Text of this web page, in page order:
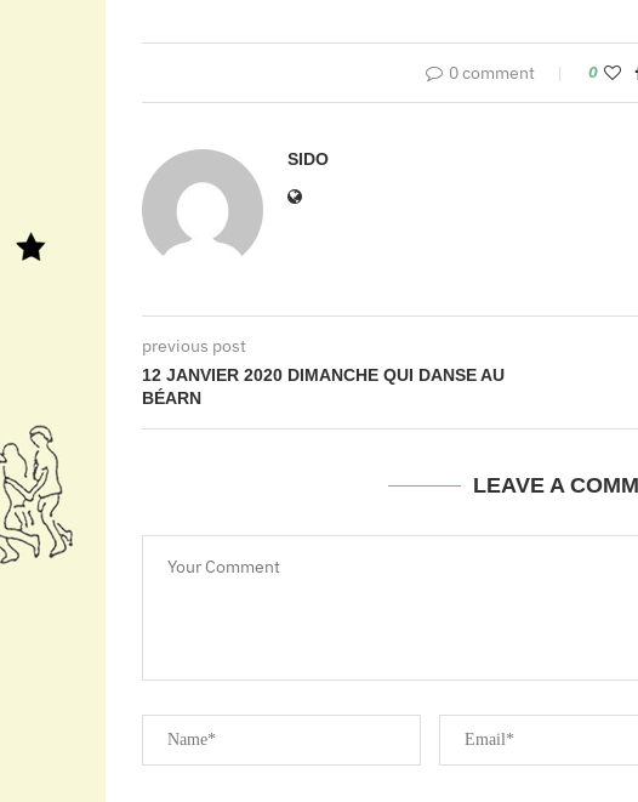
0 comment 0
SIDO
previous post
12 JANVIER 2020 DIMANCHE QUI DANSE AU
BÉARN
LEAVE A